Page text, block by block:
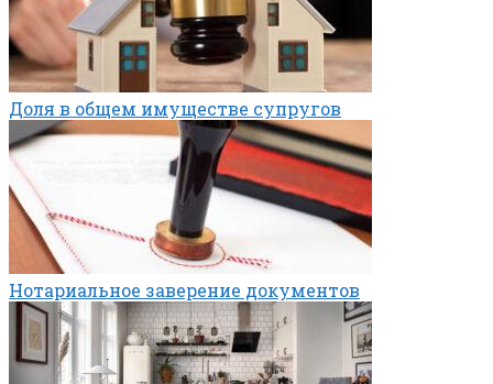
Доля в общем имуществе супругов
Нотариальное заверение документов